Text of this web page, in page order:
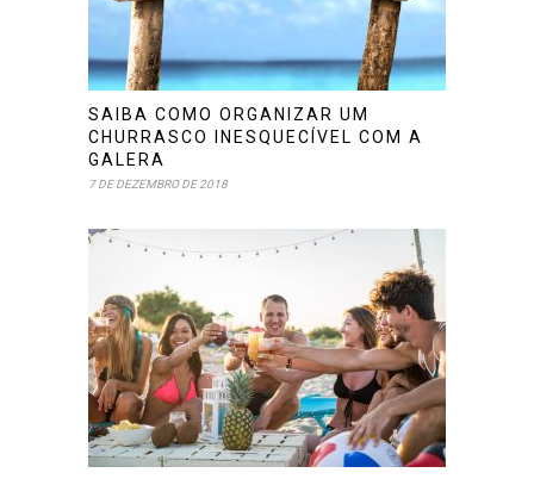
SAIBA COMO ORGANIZAR UM
CHURRASCO INESQUECÍVEL COM A
GALERA
7 DE DEZEMBRO DE 2018